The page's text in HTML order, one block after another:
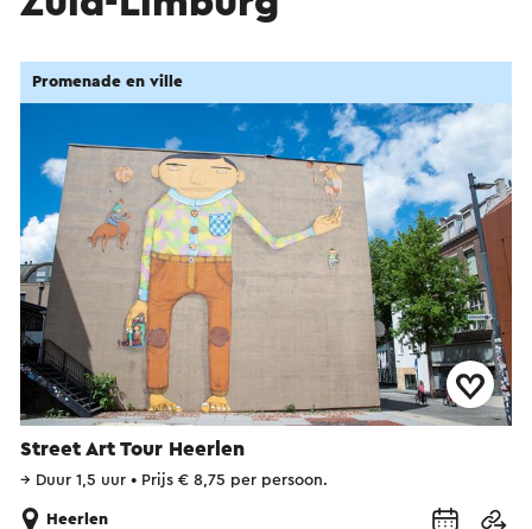
Street Art Tour Heerlen
Promenade en ville
→ Duur 1,5 uur • Prijs € 8,75 per persoon.
Heerlen